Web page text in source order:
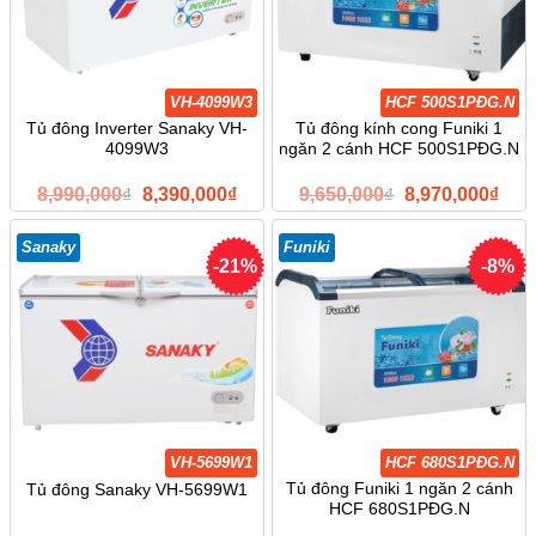
VH-4099W3
Tủ đông Inverter Sanaky VH-
4099W3
8,990,000₫ Giá
gốc
8,990,000₫.
8,390,000₫Giá
hiện
là:
8,390,000₫.
HCF 500S1PĐG.N
Tủ đông kính cong Funiki 1
ngăn 2 cánh HCF 500S1PĐG.N
9,650,000₫ Giá
gốc
9,650,000₫.
8,970,000₫Giá
hiện
là:
-21%
Sanaky
VH-5699W1
Tủ đông Sanaky VH-5699W1
-8%
Funiki
HCF 680S1PĐG.N
Tủ đông Funiki 1 ngăn 2 cánh
HCF 680S1PĐG.N